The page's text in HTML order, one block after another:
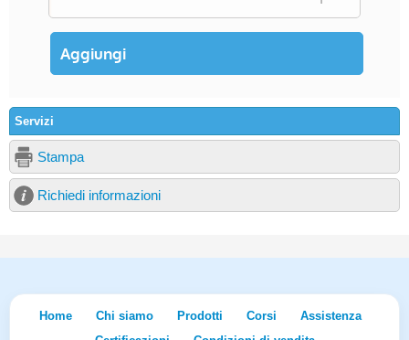
Servizi
Stampa
Richiedi informazioni
Home Chi siamo Prodotti Corsi
Assistenza